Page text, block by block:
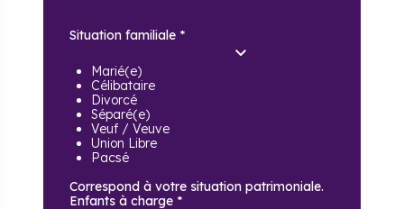
Situation familiale *
Marié(e)
Célibataire
Divorcé
Séparé(e)
Veuf / Veuve
Union Libre
Pacsé
Correspond à votre situation patrimoniale.
Enfants à charge *